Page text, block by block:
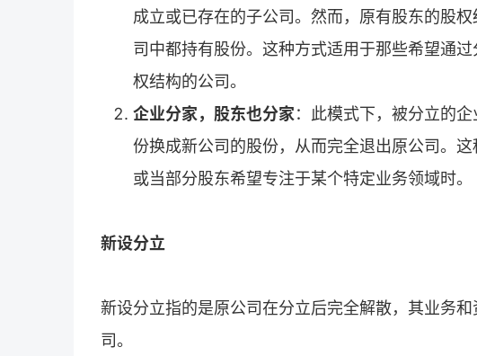
成立或已存在的子公司。然而，原有股东的股
司中都持有股份。这种方式适用于那些希望通
权结构的公司。
企业分家，股东也分家：此模式下，被分立的
份换成新公司的股份，从而完全退出原公司。这
或当部分股东希望专注于某个特定业务领域时。
新设分立
新设分立指的是原公司在分立后完全解散，其业务
司。